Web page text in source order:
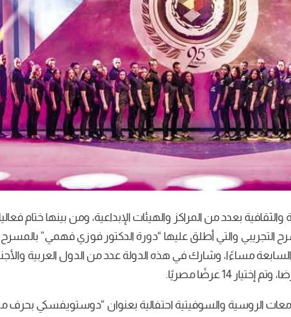
والثقافية بعدد من المراكز والهيئات الإبداعية، ومن بينها ختام
التجريبي والتي أطلق عليها “دورة الدكتور فوزي فهمي” بالمسرح
مساءًا، وشارك في هذه الدولة عدد من الدول العربية
الروسية والسوفيتية احتفالية بعنوان “دوستويفسكي بحرف